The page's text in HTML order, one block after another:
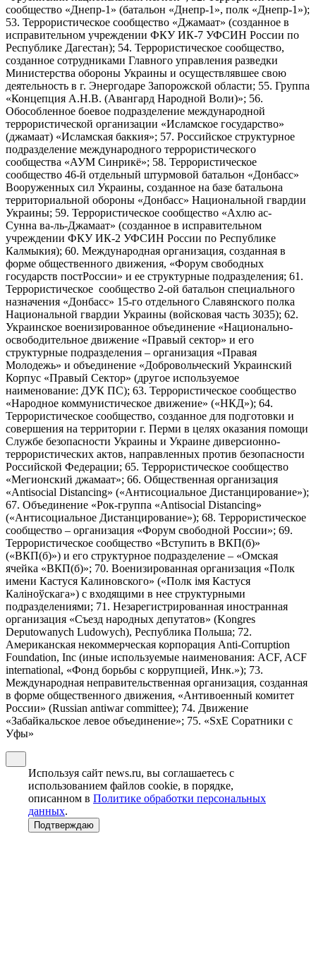
сообщество «Днепр-1» (батальон «Днепр-1», полк «Днепр-1»);
53. Террористическое сообщество «Джамаат» (созданное в
исправительном учреждении ФКУ ИК-7 УФСИН России по
Республике Дагестан); 54. Террористическое сообщество,
созданное сотрудниками Главного управления разведки
Министерства обороны Украины и осуществлявшее свою
деятельность в г. Энергодаре Запорожской области; 55. Группа
«Концепция А.Н.В. (Авангард Народной Воли)»; 56.
Обособленное боевое подразделение международной
террористической организации «Исламское государство»
(джамаат) «Исламская баккия»; 57. Российское структурное
подразделение международного террористического
сообщества «АУМ Синрикё»; 58. Террористическое
сообщество 46-й отдельный штурмовой батальон «Донбасс»
Вооруженных сил Украины, созданное на базе батальона
территориальной обороны «Донбасс» Национальной гвардии
Украины; 59. Террористическое сообщество «Ахлю ас-
Сунна ва-ль-Джамаат» (созданное в исправительном
учреждении ФКУ ИК-2 УФСИН России по Республике
Калмыкия); 60. Международная организация, созданная в
форме общественного движения, «Форум свободных
государств постРоссии» и ее структурные подразделения; 61.
Террористическое сообщество 2-ой батальон специального
назначения «Донбасс» 15-го отдельного Славянского полка
Национальной гвардии Украины (войсковая часть 3035); 62.
Украинское военизированное объединение «Национально-
освободительное движение «Правый сектор» и его
структурные подразделения – организация «Правая
Молодежь» и объединение «Добровольческий Украинский
Корпус «Правый Сектор» (другое используемое
наименование: ДУК ПС); 63. Террористическое сообщество
«Народное коммунистическое движение» («НКД»); 64.
Террористическое сообщество, созданное для подготовки и
совершения на территории г. Перми в целях оказания помощи
Службе безопасности Украины и Украине диверсионно-
террористических актов, направленных против безопасности
Российской Федерации; 65. Террористическое сообщество
«Мегионский джамаат»; 66. Общественная организация
«Antisocial Distancing» («Антисоциальное Дистанцирование»);
67. Объединение «Рок-группа «Antisocial Distancing»
(«Антисоциальное Дистанцирование»); 68. Террористическое
сообщество – организация «Форум свободной России»; 69.
Террористическое сообщество «Вступить в ВКП(б)»
(«ВКП(б)») и его структурное подразделение – «Омская
ячейка «ВКП(б)»; 70. Военизированная организация «Полк
имени Кастуся Калиновского» («Полк iмя Кастуся
Калiноўскага») с входящими в нее структурными
подразделениями; 71. Незарегистрированная иностранная
организация «Съезд народных депутатов» (Kongres
Deputowanych Ludowych), Республика Польша; 72.
Американская некоммерческая корпорация Anti-Corruption
Foundation, Inc (иные используемые наименования: ACF, ACF
international, «Фонд борьбы с коррупцией, Инк.»); 73.
Международная неправительственная организация, созданная
в форме общественного движения, «Антивоенный комитет
России» (Russian antiwar committee); 74. Движение
«Забайкальское левое объединение»; 75. «SxE Соратники с
Уфы»
Используя сайт news.ru, вы соглашаетесь с
использованием файлов cookie, в порядке,
описанном в Политике обработки персональных
данных.
Подтверждаю